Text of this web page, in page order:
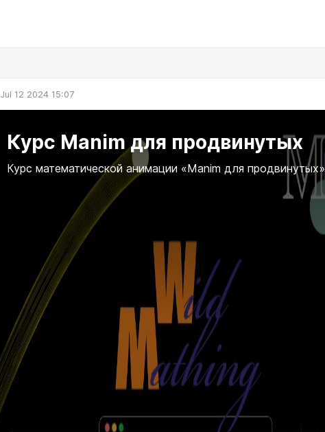
Jul 12 2024 15:07
Курс Manim для продвинутых
Курс математической анимации «Manim для продвинутых»